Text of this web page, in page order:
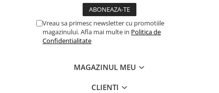
Vreau sa primesc newsletter cu promotiile
magazinului. Afla mai multe in Politica de
Confidentialitate
MAGAZINUL MEU
CLIENTI